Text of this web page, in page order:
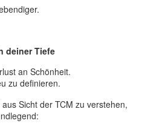
deiner Tiefe
an Schönheit.
zu definieren.
Sicht der TCM zu verstehen,